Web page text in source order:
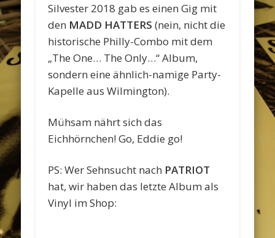
Silvester 2018 gab es einen Gig mit
den MADD HATTERS (nein, nicht die
historische Philly-Combo mit dem
„The One… The Only…“ Album,
sondern eine ähnlich-namige Party-
Kapelle aus Wilmington).
Mühsam nährt sich das
Eichhörnchen! Go, Eddie go!
PS: Wer Sehnsucht nach PATRIOT
hat, wir haben das letzte Album als
Vinyl im Shop: